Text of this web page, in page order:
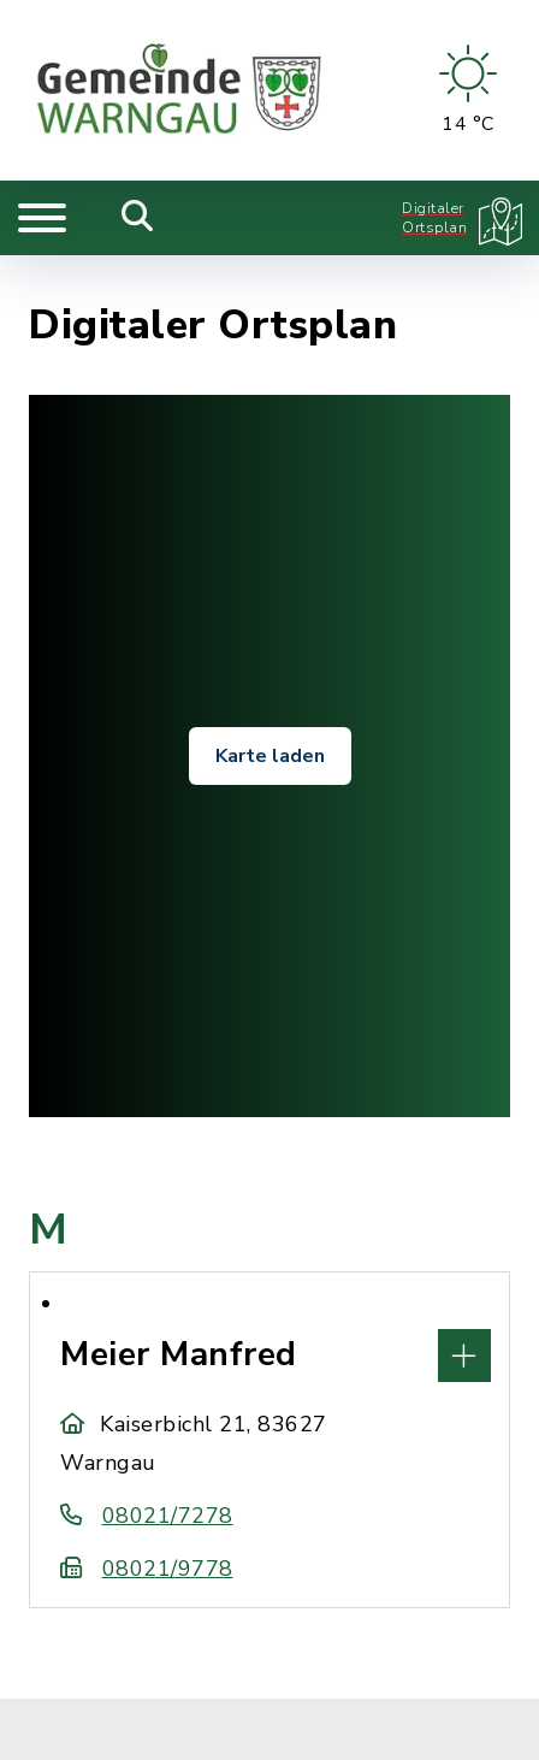
14 °C
Digitaler
Ortsplan
Digitaler Ortsplan
Karte laden
M
Meier Manfred
Kaiserbichl 21, 83627
Warngau
08021/7278
08021/9778